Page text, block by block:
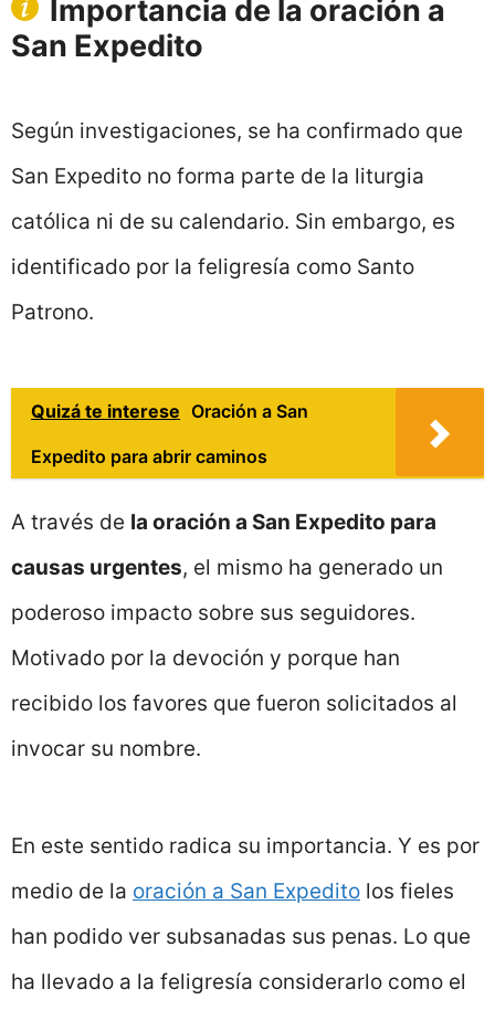
Importancia de la oración a
San Expedito
Según investigaciones, se ha confirmado que
San Expedito no forma parte de la liturgia
católica ni de su calendario. Sin embargo, es
identificado por la feligresía como Santo
Patrono.
Quizá te interese Oración a San
Expedito para abrir caminos
A través de la oración a San Expedito para
causas urgentes, el mismo ha generado un
poderoso impacto sobre sus seguidores.
Motivado por la devoción y porque han
recibido los favores que fueron solicitados al
invocar su nombre.
En este sentido radica su importancia. Y es por
medio de la oración a San Expedito los fieles
han podido ver subsanadas sus penas. Lo que
ha llevado a la feligresía considerarlo como el